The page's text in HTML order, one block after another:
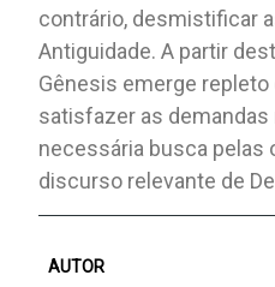
contrário, desmistificar
Antiguidade. A partir
Gênesis emerge repleto
satisfazer as demandas
necessária busca pelas
discurso relevante de
AUTOR